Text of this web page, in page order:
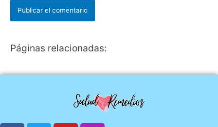
Páginas relacionadas: